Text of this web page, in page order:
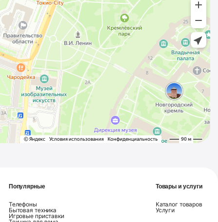
Популярные
Телефоны
Бытовая техника
Игровые приставки
Товары и услуги
Каталог товаров
Услуги